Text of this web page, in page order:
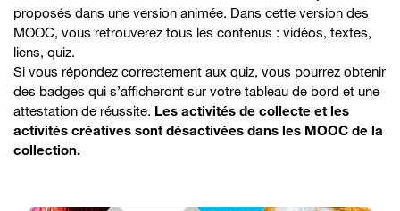
proposés dans une version animée. Dans cette version des
MOOC, vous retrouverez tous les contenus : vidéos, textes,
liens, quiz.
Si vous répondez correctement aux quiz, vous pourrez obtenir
des badges qui s’afficheront sur votre tableau de bord et une
attestation de réussite. Les activités de collecte et les
activités créatives sont désactivées dans les MOOC de la
collection.